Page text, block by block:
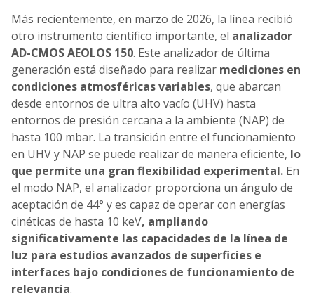
Más recientemente, en marzo de 2026, la línea recibió
otro instrumento científico importante, el analizador
AD-CMOS AEOLOS 150. Este analizador de última
generación está diseñado para realizar mediciones en
condiciones atmosféricas variables, que abarcan
desde entornos de ultra alto vacío (UHV) hasta
entornos de presión cercana a la ambiente (NAP) de
hasta 100 mbar. La transición entre el funcionamiento
en UHV y NAP se puede realizar de manera eficiente, lo
que permite una gran flexibilidad experimental. En
el modo NAP, el analizador proporciona un ángulo de
aceptación de 44° y es capaz de operar con energías
cinéticas de hasta 10 keV, ampliando
significativamente las capacidades de la línea de
luz para estudios avanzados de superficies e
interfaces bajo condiciones de funcionamiento de
relevancia.